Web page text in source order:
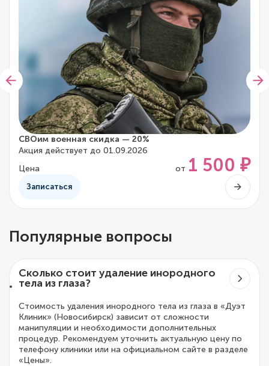
СВОим военная скидка — 20%
Акция действует до 01.09.2026
Цена
от 1 500 ₽
Записаться
Популярные вопросы
Сколько стоит удаление инородного
тела из глаза?
Стоимость удаления инородного тела из глаза в «Дуэт
Клиник» (Новосибирск) зависит от сложности
манипуляции и необходимости дополнительных
процедур. Рекомендуем уточнить актуальную цену по
телефону клиники или на официальном сайте в разделе
«Цены».